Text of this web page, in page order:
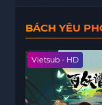
BÁCH YÊU
Vietsub - HD